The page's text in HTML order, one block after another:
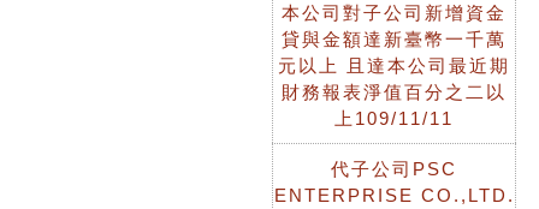
本公司對子公司新增資金
貸與金額達新臺幣一千萬
元以上 且達本公司最近期
財務報表淨值百分之二以
上109/11/11
代子公司PSC
ENTERPRISE CO.,LTD.